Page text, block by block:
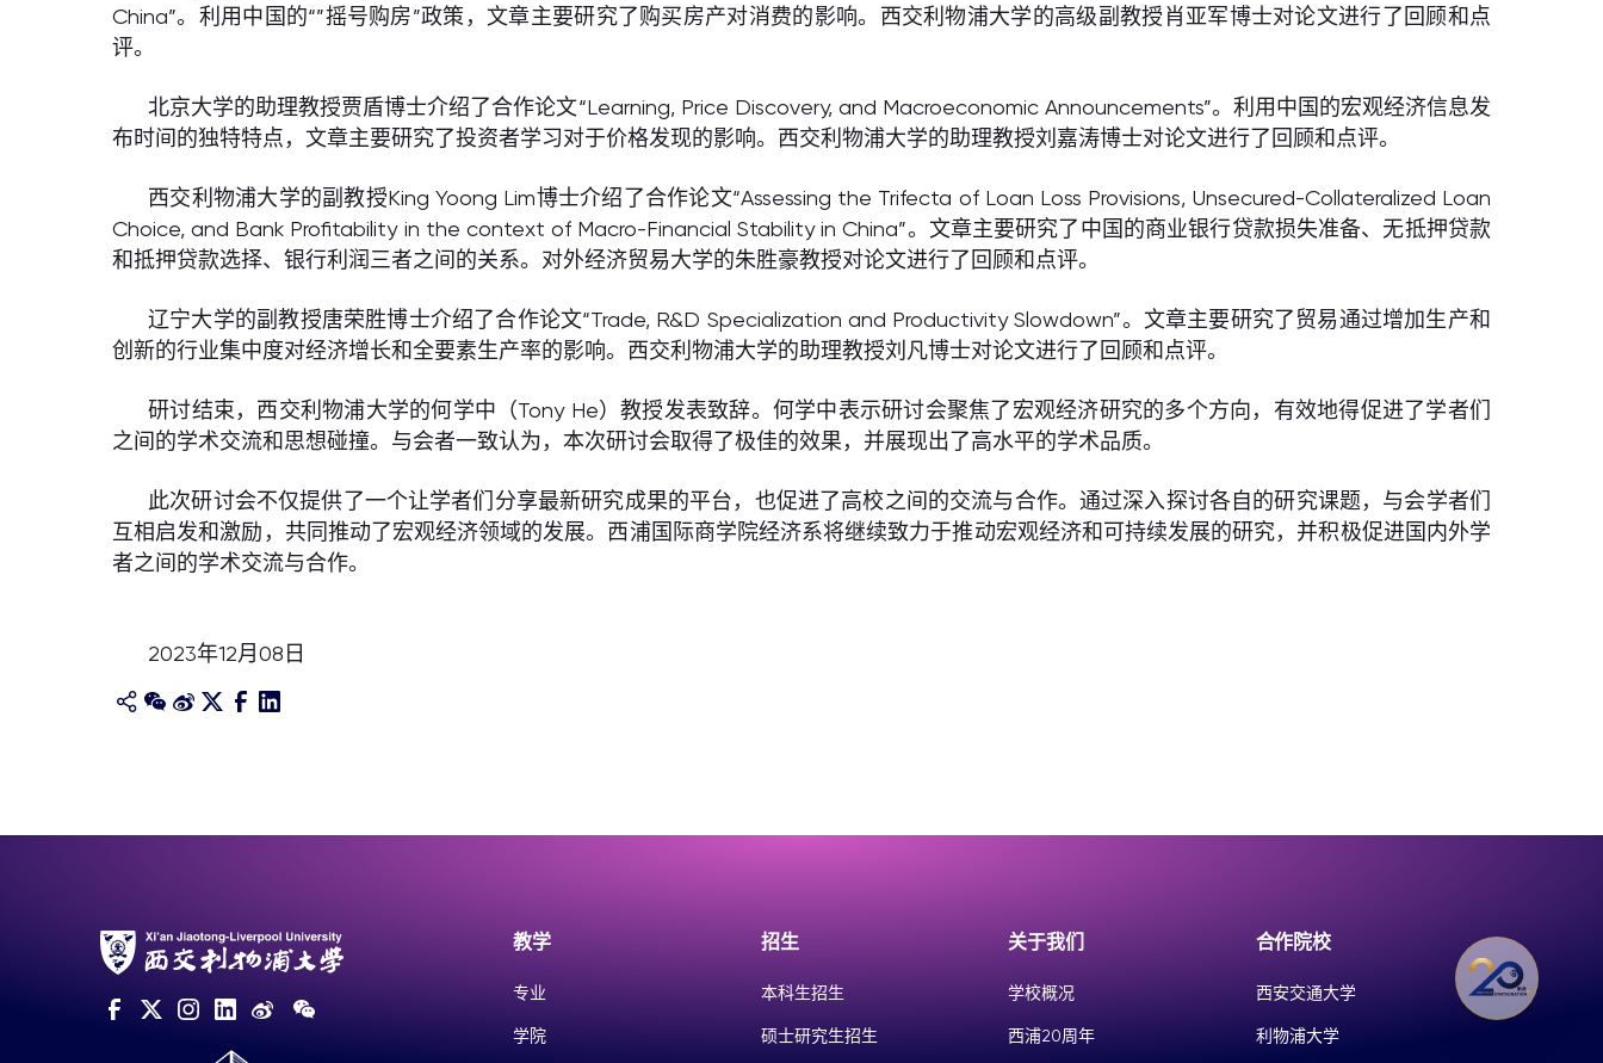
China”。利用中国的“”摇号购房”政策，文章主要研究了购买房产对消费的影响。西交利物浦大学的高级副教授肖亚军博士对论文进行了回顾和点
评。
北京大学的助理教授贾盾博士介绍了合作论文“Learning, Price Discovery, and Macroeconomic Announcements”。利用中国的宏观经济信息发
布时间的独特特点，文章主要研究了投资者学习对于价格发现的影响。西交利物浦大学的助理教授刘嘉涛博士对论文进行了回顾和点评。
西交利物浦大学的副教授King Yoong Lim博士介绍了合作论文“Assessing the Trifecta of Loan Loss Provisions, Unsecured-Collateralized Loan
Choice, and Bank Profitability in the context of Macro-Financial Stability in China”。文章主要研究了中国的商业银行贷款损失准备、无抵押贷款
和抵押贷款选择、银行利润三者之间的关系。对外经济贸易大学的朱胜豪教授对论文进行了回顾和点评。
辽宁大学的副教授唐荣胜博士介绍了合作论文“Trade, R&D Specialization and Productivity Slowdown”。文章主要研究了贸易通过增加生产和
创新的行业集中度对经济增长和全要素生产率的影响。西交利物浦大学的助理教授刘凡博士对论文进行了回顾和点评。
研讨结束，西交利物浦大学的何学中（Tony He）教授发表致辞。何学中表示研讨会聚焦了宏观经济研究的多个方向，有效地得促进了学者们
之间的学术交流和思想碰撞。与会者一致认为，本次研讨会取得了极佳的效果，并展现出了高水平的学术品质。
此次研讨会不仅提供了一个让学者们分享最新研究成果的平台，也促进了高校之间的交流与合作。通过深入探讨各自的研究课题，与会学者们
互相启发和激励，共同推动了宏观经济领域的发展。西浦国际商学院经济系将继续致力于推动宏观经济和可持续发展的研究，并积极促进国内外学
者之间的学术交流与合作。
2023年12月08日
教学
专业
学院
招生
本科生招生
硕士研究生招生
关于我们
学校概况
西浦20周年
合作院校
西安交通大学
利物浦大学